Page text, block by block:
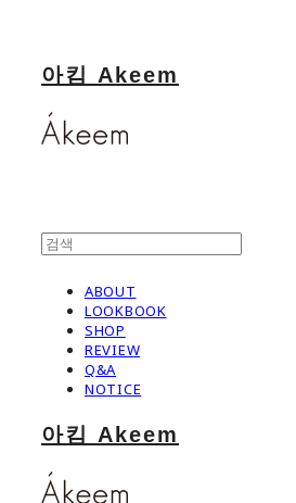
아킴 Akeem
ABOUT
LOOKBOOK
SHOP
REVIEW
Q&A
NOTICE
아킴 Akeem